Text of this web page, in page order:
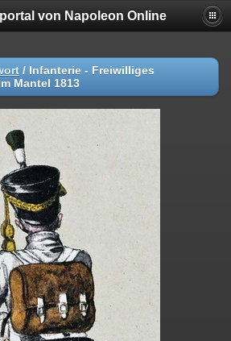
von Napoleon Online
/ Infanterie - Freiwilliges
Mantel 1813